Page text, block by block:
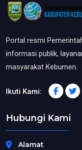
Portal resmi
informasi publik,
masyarakat Kebumen.
Ikuti Kami:
Hubungi Kami
Alamat